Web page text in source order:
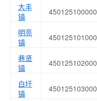
大丰
镇
450125100000
明亮
镇
450125101000
巷贤
镇
450125102000
白圩
镇
450125103000